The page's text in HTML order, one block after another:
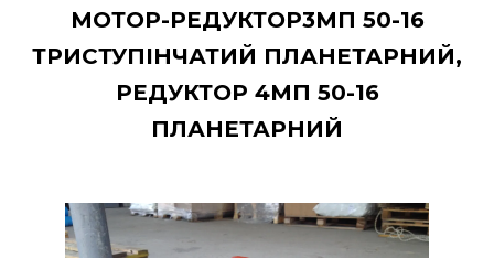
МОТОР-РЕДУКТОР3МП 50-16
ТРИСТУПІНЧАТИЙ ПЛАНЕТАРНИЙ,
РЕДУКТОР 4МП 50-16
ПЛАНЕТАРНИЙ